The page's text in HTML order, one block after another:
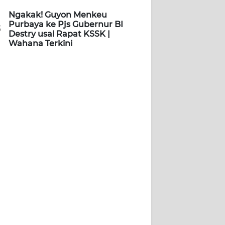
Ngakak! Guyon Menkeu
Purbaya ke Pjs Gubernur BI
Destry usai Rapat KSSK |
Wahana Terkini